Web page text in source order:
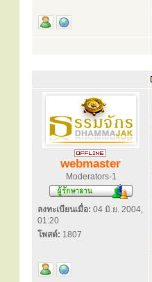
webmaster
Moderators-1
ลงทะเบียนเมื่อ: 04 มิ.ย. 2004,
01:20
โพสต์: 1807